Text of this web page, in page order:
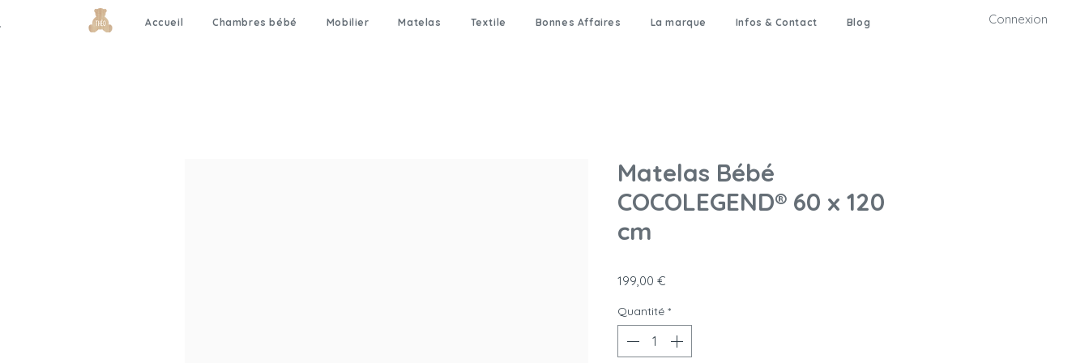
Accueil Chambres bébé Mobilier Matelas Textile Bonnes Affaires La marque Infos & Contact Blog Connexion
Matelas Bébé
COCOLEGEND® 60 x 120
cm
199,00 €
Quantité *